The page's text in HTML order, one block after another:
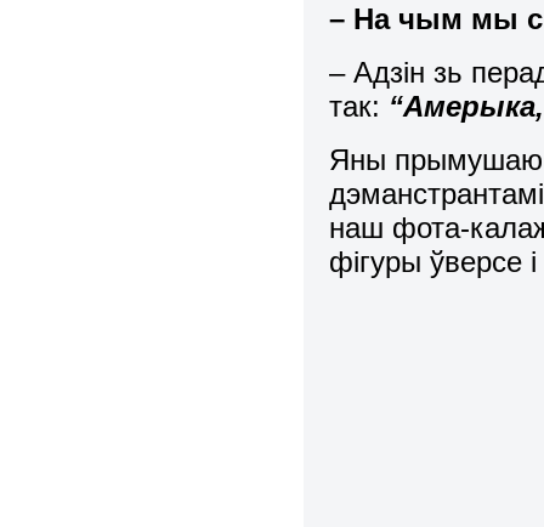
– На чым мы
– Адзін зь
так: “Амерыка,
Яны
наш фота-калаж
фігуры ўверсе і